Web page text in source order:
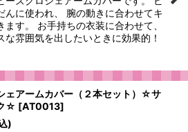
んに使われ、 腕の動きに合わせてキ
ます。 お手持ちの衣装に合わせて、
な雰囲気を出したいときに効果的！
ェアームカバー（２本セット）☆サ
☆ [AT0013]
)